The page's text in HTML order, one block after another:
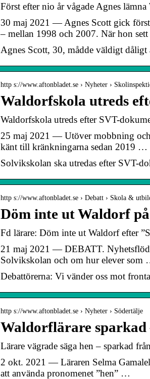
Först efter nio år vågade Agnes
30 maj 2021 — Agnes Scott gick
– mellan 1998 och 2007. När hon
Agnes Scott, 30, mådde väldigt
http s://www.aftonbladet.se › Nyheter ›
Waldorfskola utreds
Waldorfskola utreds efter SVT-
25 maj 2021 — Utöver mobbning och
känt till kränkningarna sedan 2019 …
Solvikskolan ska utredas efter SVT-
http s://www.aftonbladet.se › Debatt › Skola &
Döm inte ut Waldorf
Fd lärare: Döm inte ut Waldorf efter
21 maj 2021 — DEBATT.
Solvikskolan och om hur elever som
Debattörerna: Vi vänder oss mot
http s://www.aftonbladet.se › Nyheter › Södertälje
Waldorflärare sparkad
Lärare vägrade säga hen – sparkad
2 okt. 2021 — Läraren Selma
att använda pronomenet ”hen” …